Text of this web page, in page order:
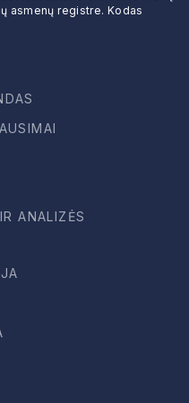
CENTRAS
GYVENTI NČMM
GRAFIKAS
IR DARŽOVIŲ BEI
asmenų registre. Kodas
ANALIZĖS